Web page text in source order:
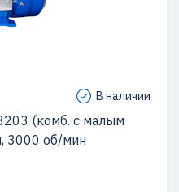
В наличии
(комб. с малым
3000 об/мин